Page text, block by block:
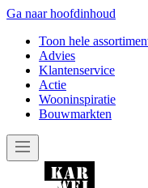
Ga naar hoofdinhoud
Toon hele
Advies
Klantenservice
Actie
Wooninspiratie
Bouwmarkten